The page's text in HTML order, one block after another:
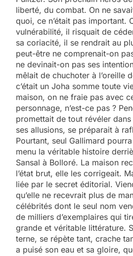
liberté, du combat. On ne
quoi, ce n’était pas important.
vulnérabilité, il risquait de
sa coriacité, il se rendrait au
peut-être ne comprenait-on
ne devinait-on pas ses
mêlait de chuchoter à l’oreille
c’était un Joha somme toute
maison, on ne fraie pas avec
personnage, n’est-ce pas ?
promettait de tout révéler
ses allusions, se préparait à
Pourtant, seul Gallimard
menu la véritable histoire
Sansal à Bolloré. La maison
l’état brut, elle les corrigeait.
liée par le secret éditorial.
qu’elle ne recevrait plus de
célébrités dont le seul nom
de milliers d’exemplaires qui
grande et véritable littérature.
terne, se répète tant, crache
a puisé son eau et sa gloire,